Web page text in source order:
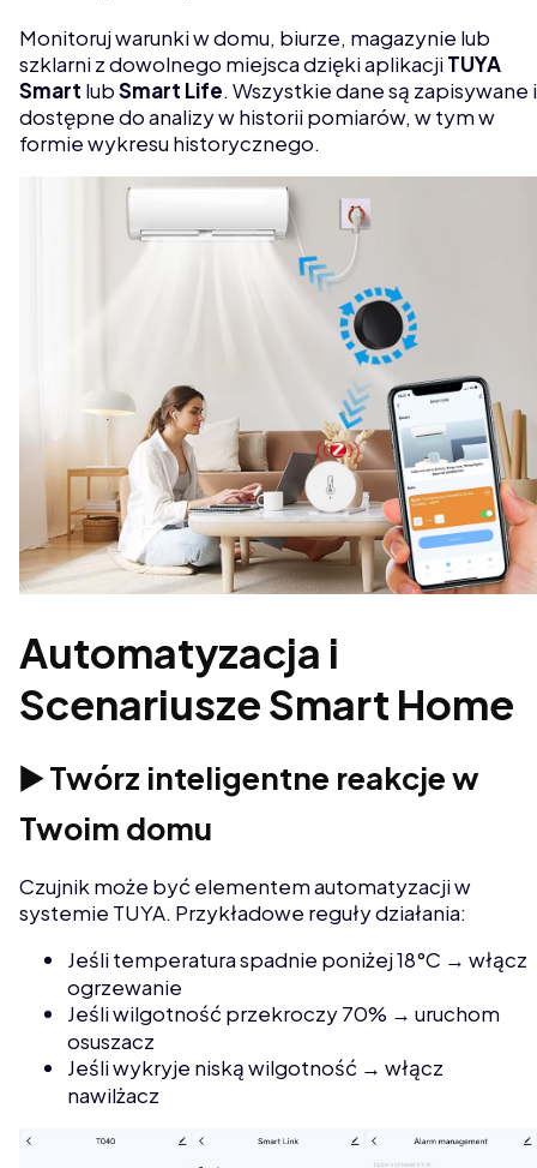
Monitoruj warunki w domu, biurze, magazynie lub
szklarni z dowolnego miejsca dzięki aplikacjiTUYA
Smart lubSmart Life. Wszystkie dane są zapisywane i
dostępne do analizy w historii pomiarów, w tym w
formie wykresu historycznego.
Automatyzacja i
Scenariusze Smart Home
▶️ Twórz inteligentne reakcje w
Twoim domu
Czujnik może być elementem automatyzacji w
systemie TUYA. Przykładowe reguły działania:
Jeśli temperatura spadnie poniżej 18°C → włącz
ogrzewanie
Jeśli wilgotność przekroczy 70% → uruchom
osuszacz
Jeśli wykryje niską wilgotność → włącz
nawilżacz